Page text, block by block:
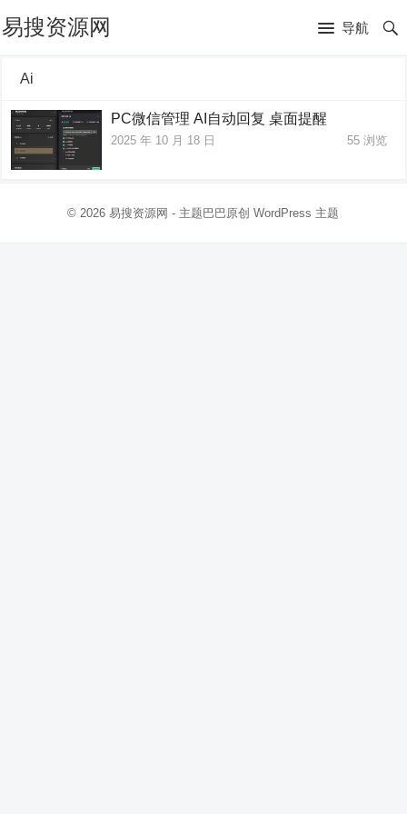
易搜资源网 导航
Ai
PC微信管理 AI自动回复 桌面提醒
2025 年 10 月 18 日 55浏览
© 2026易搜资源网 - 主题巴巴原创WordPress 主题